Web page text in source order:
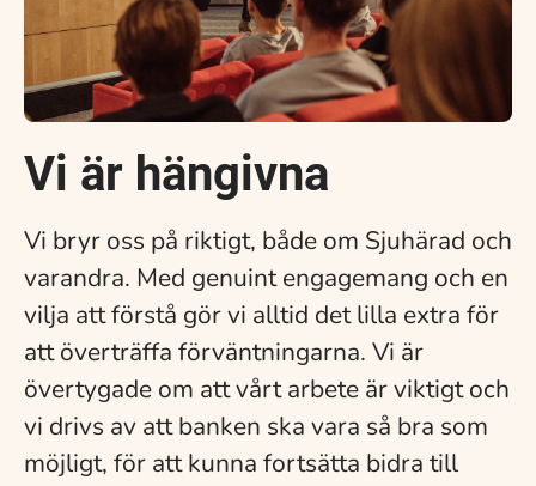
Vi är hängivna
Vi bryr oss på riktigt, både om Sjuhärad och
varandra. Med genuint engagemang och en
vilja att förstå gör vi alltid det lilla extra för
att överträffa förväntningarna. Vi är
övertygade om att vårt arbete är viktigt och
vi drivs av att banken ska vara så bra som
möjligt, för att kunna fortsätta bidra till